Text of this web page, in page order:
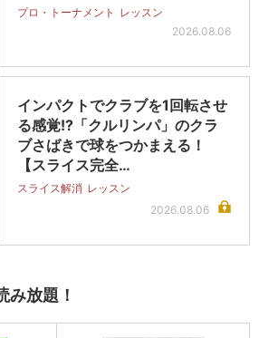
プロ・トーナメント レッスン
2026.08.06
インパクトでクラブを1回転させ
る感覚!?「クルリンパ」のクラ
ブさばきで球をつかまえる！
【スライス完全…
スライス解消 レッスン
2026.08.06
み放題！